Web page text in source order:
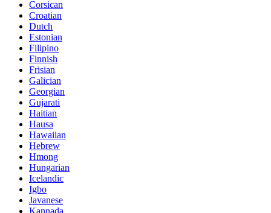
Corsican
Croatian
Dutch
Estonian
Filipino
Finnish
Frisian
Galician
Georgian
Gujarati
Haitian
Hausa
Hawaiian
Hebrew
Hmong
Hungarian
Icelandic
Igbo
Javanese
Kannada